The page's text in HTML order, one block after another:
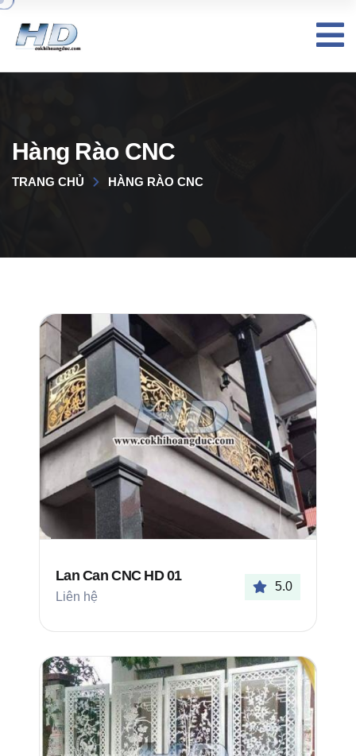
Hàng Rào CNC
TRANG CHỦ HÀNG RÀO CNC
Lan Can CNC HD 01
Liên hệ
5.0